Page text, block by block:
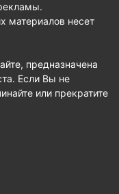
материалов несет
предназначена
Если Вы не
или прекратите